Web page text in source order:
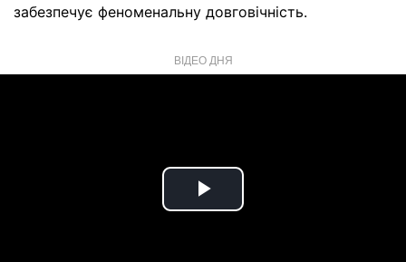
забезпечує феноменальну довговічність.
ВІДЕО ДНЯ
Play